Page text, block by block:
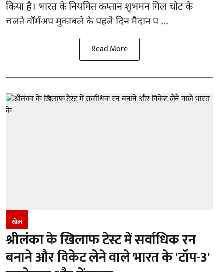
किया है। भारत के नियमित कप्तान शुभमन गिल चोट के
चलते वॉर्मअप मुकाबले के पहले दिन मैदान प ...
Read More
खेल
श्रीलंका के खिलाफ टेस्ट में सर्वाधिक रन
बनाने और विकेट लेने वाले भारत के 'टॉप-3'